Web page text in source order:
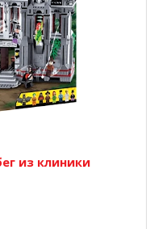
из клиники